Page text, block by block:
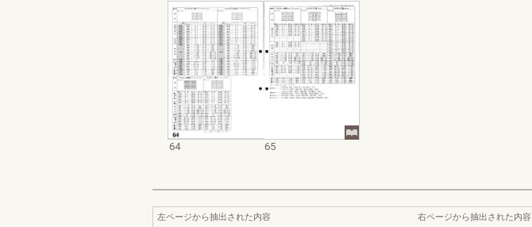
64 65
左ページから抽出された内容
右ページから抽出された内容